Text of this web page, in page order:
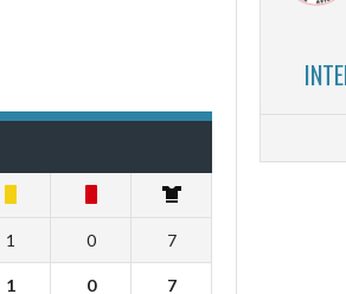
1 0 7
1 0 7